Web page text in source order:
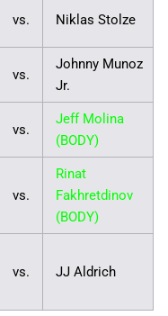
vs. Niklas Stolze
vs.
Johnny Munoz
Jr.
vs.
Jeff Molina
(BODY)
vs.
Rinat
Fakhretdinov
(BODY)
vs. JJ Aldrich